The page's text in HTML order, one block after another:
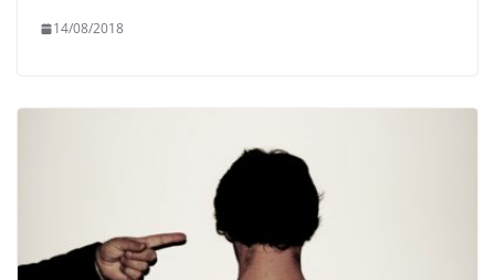
14/08/2018